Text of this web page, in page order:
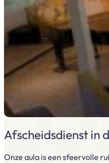
Afscheidsdienst in
Onze aula is een sfeervolle